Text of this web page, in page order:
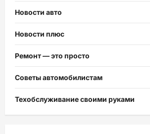
Новости авто
Новости плюс
Ремонт — это просто
Советы автомобилистам
Техобслуживание своими руками